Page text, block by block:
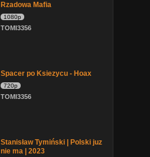
Rzadowa Mafia
1080p
TOMI3356
Spacer po Ksiezycu - Hoax
720p
TOMI3356
Stanisław Tymiński | Polski juz
nie ma | 2023